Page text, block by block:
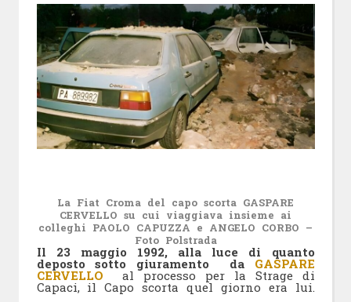
La Fiat Croma del capo scorta GASPARE
CERVELLO su cui viaggiava insieme ai
colleghi PAOLO CAPUZZA e ANGELO CORBO –
Foto Polstrada
Il 23 maggio 1992, alla luce di quanto
deposto sotto giuramento da GASPARE
CERVELLO al processo per la Strage di
Capaci, il Capo scorta quel giorno era lui.